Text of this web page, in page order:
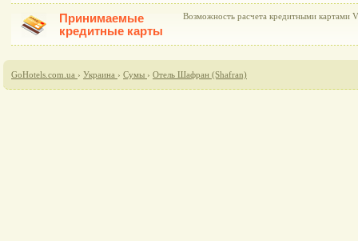
Принимаемые
кредитные карты
Возможность расчета кредитными картами
GoHotels.com.ua › Украина › Сумы › Отель Шафран (Shafran)